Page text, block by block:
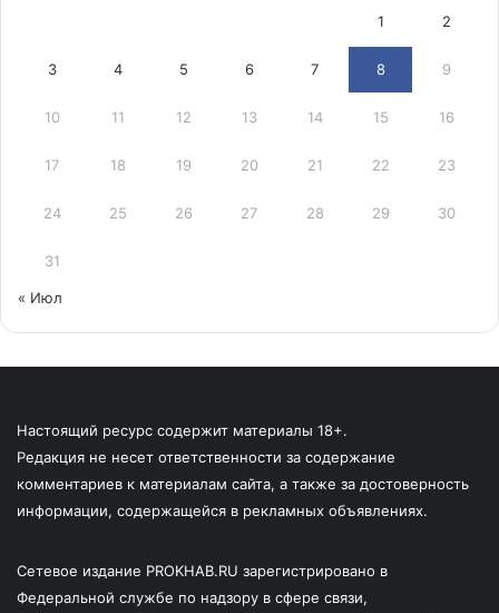
1 2
3 4 5 6 7 8 9
10 11 12 13 14 15 16
17 18 19 20 21 22 23
24 25 26 27 28 29 30
31
« Июл
Настоящий ресурс содержит материалы 18+.
Редакция не несет ответственности за содержание
комментариев к материалам сайта, а также за достоверность
информации, содержащейся в рекламных объявлениях.
Сетевое издание PROKHAB.RU зарегистрировано в
Федеральной службе по надзору в сфере связи,